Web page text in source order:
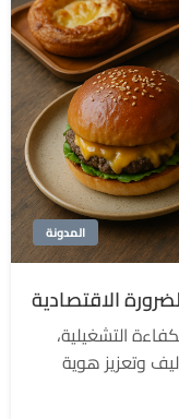
المدونة
الاقتصادية
التشغيلية،
وتعزيز هوية